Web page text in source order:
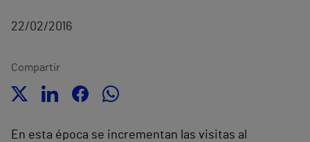
22/02/2016
Compartir
En esta época se incrementan las visitas al